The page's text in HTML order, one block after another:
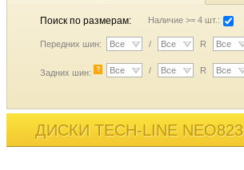
Поиск по размерам: Наличие >= 4 шт.:
Передних шин: Все / Все R Все
Задних шин: ? Все / Все R Все
ДИСКИ TECH-LINE NEO823